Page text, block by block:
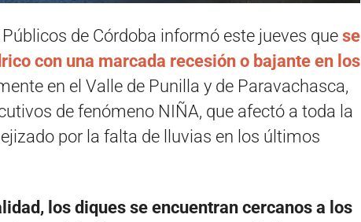
de Córdoba informó este jueves que se
con una marcada recesión o bajante en los
en el Valle de Punilla y de Paravachasca,
de fenómeno NIÑA, que afectó a toda la
por la falta de lluvias en los últimos
los diques se encuentran cercanos a los